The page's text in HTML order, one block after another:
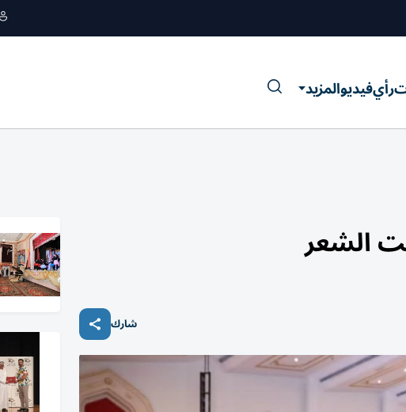
رأيفيديوالمزيد
الشعر
شارك